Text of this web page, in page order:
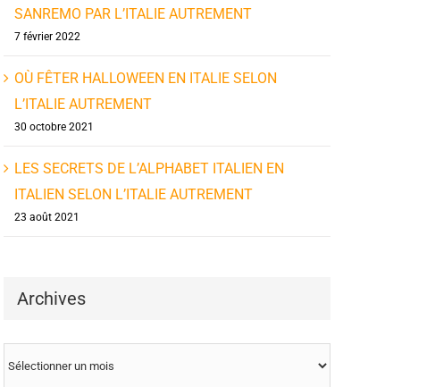
SANREMO PAR L’ITALIE AUTREMENT
7 février 2022
OÙ FÊTER HALLOWEEN EN ITALIE SELON
L’ITALIE AUTREMENT
30 octobre 2021
LES SECRETS DE L’ALPHABET ITALIEN EN
ITALIEN SELON L’ITALIE AUTREMENT
23 août 2021
Archives